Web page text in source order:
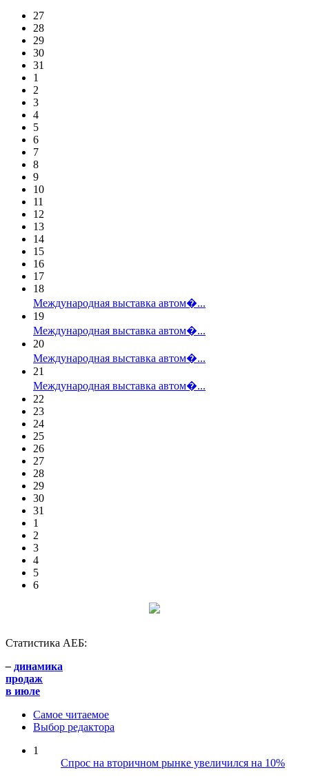
27
28
29
30
31
1
2
3
4
5
6
7
8
9
10
11
12
13
14
15
16
17
18
Международная выставка автом�...
19
Международная выставка автом�...
20
Международная выставка автом�...
21
Международная выставка автом�...
22
23
24
25
26
27
28
29
30
31
1
2
3
4
5
6
Статистика АЕБ:
– динамика
продаж
в июле
Самое читаемое
Выбор редактора
1
Спрос на вторичном рынке увеличился на 10%